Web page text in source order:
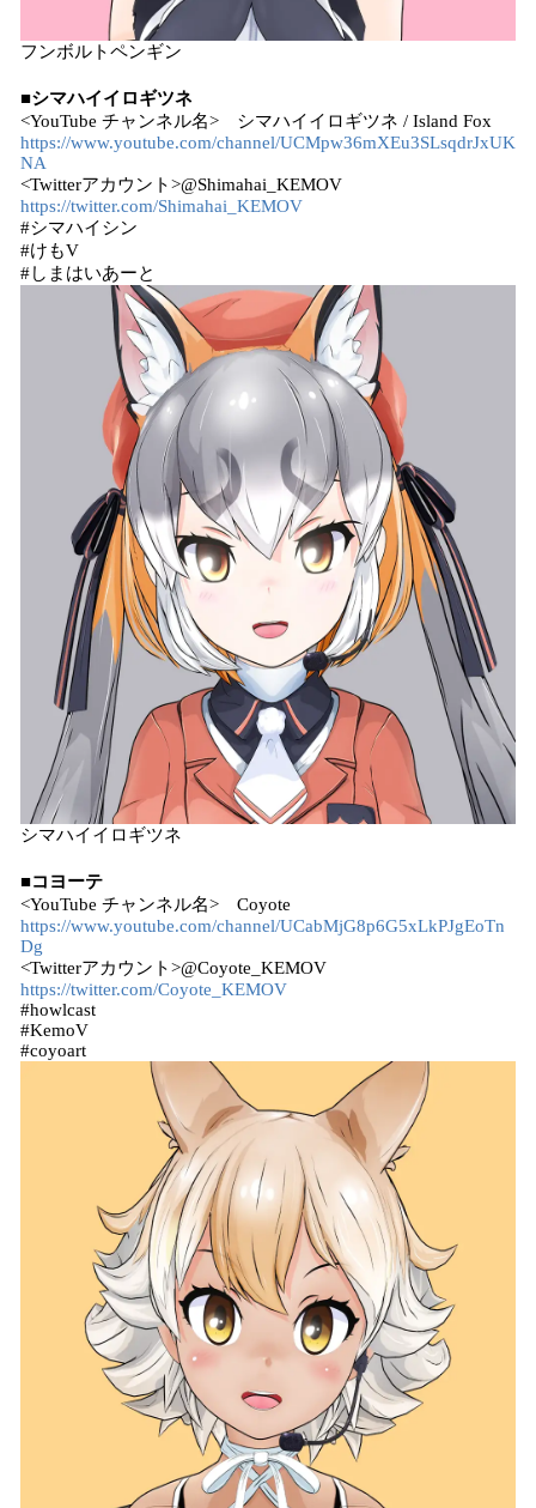
フンボルトペンギン
■シマハイイロギツネ
<YouTube チャンネル名> シマハイイロギツネ / Island Fox
https://www.youtube.com/channel/UCMpw36mXEu3SLsqdrJxUK
NA
<Twitterアカウント>@Shimahai_KEMOV
https://twitter.com/Shimahai_KEMOV
#シマハイシン
#けもV
#しまはいあーと
シマハイイロギツネ
■コヨーテ
<YouTube チャンネル名> Coyote
https://www.youtube.com/channel/UCabMjG8p6G5xLkPJgEoTn
Dg
<Twitterアカウント>@Coyote_KEMOV
https://twitter.com/Coyote_KEMOV
#howlcast
#KemoV
#coyoart